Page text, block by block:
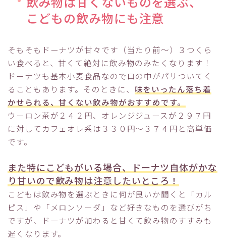
こどもの飲み物にも注意
そもそもドーナツが甘々です（当たり前～）３つくら
い食べると、甘くて絶対に飲み物のみたくなります！
ドーナツも基本小麦食品なので口の中がパサついてく
ることもあります。そのときに、 味をいったん落ち着
かせられる、甘くない飲み物がおすすめです。
ウーロン茶が２４２円、オレンジジュースが２９７円
に対してカフェオレ系は３３０円～３７４円と高単価
です。
また特にこどもがいる場合、ドーナツ自体がかな
り甘いので飲み物は注意したいところ！
こどもは飲み物を選ぶときに何が良いか聞くと「カル
ピス」や「メロンソーダ」など好きなものを選びがち
ですが、ドーナツが加わると甘くて飲み物のすすみも
遅くなります。